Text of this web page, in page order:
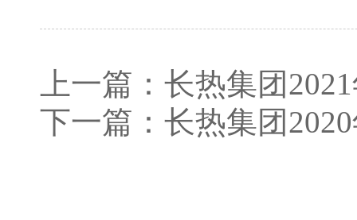
上一篇： 长热集团
下一篇： 长热集团